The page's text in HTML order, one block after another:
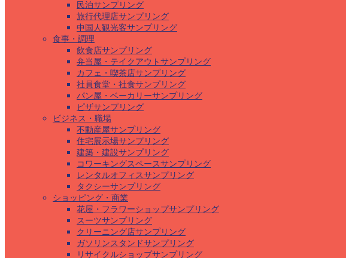
民泊サンプリング
旅行代理店サンプリング
中国人観光客サンプリング
食事・調理
飲食店サンプリング
弁当屋・テイクアウトサンプリング
カフェ・喫茶店サンプリング
社員食堂・社食サンプリング
パン屋・ベーカリーサンプリング
ピザサンプリング
ビジネス・職場
不動産屋サンプリング
住宅展示場サンプリング
建築・建設サンプリング
コワーキングスペースサンプリング
レンタルオフィスサンプリング
タクシーサンプリング
ショッピング・商業
花屋・フラワーショップサンプリング
スーツサンプリング
クリーニング店サンプリング
ガソリンスタンドサンプリング
リサイクルショップサンプリング